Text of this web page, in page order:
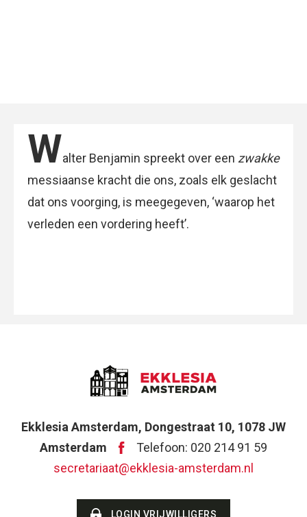
Walter Benjamin spreekt over een zwakke
messiaanse kracht die ons, zoals elk geslacht
dat ons voorging, is meegegeven, ‘waarop het
verleden een vordering heeft’.
Ekklesia Amsterdam, Dongestraat 10, 1078 JW
Amsterdam
Telefoon: 020 214 91 59
secretariaat@ekklesia-amsterdam.nl
LOGIN VRIJWILLIGERS